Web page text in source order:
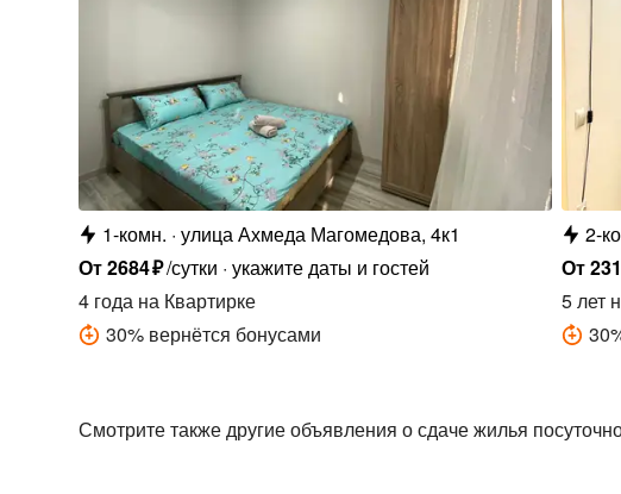
1-комн. улица Ахмеда Магомедова, 4к1
От2684₽/сутки укажите даты и гостей
4 годана Квартирке
30% вернётся бонусами
2-
От
5 лет
30
Смотрите также другие объявления о сдаче жилья